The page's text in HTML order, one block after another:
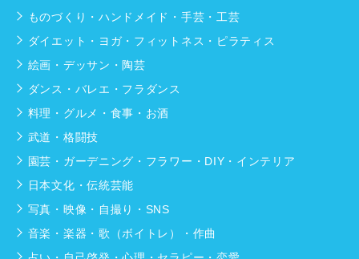
ものづくり・ハンドメイド・手芸・工芸
ダイエット・ヨガ・フィットネス・ピラティス
絵画・デッサン・陶芸
ダンス・バレエ・フラダンス
料理・グルメ・食事・お酒
武道・格闘技
園芸・ガーデニング・フラワー・DIY・インテリア
日本文化・伝統芸能
写真・映像・自撮り・SNS
音楽・楽器・歌（ボイトレ）・作曲